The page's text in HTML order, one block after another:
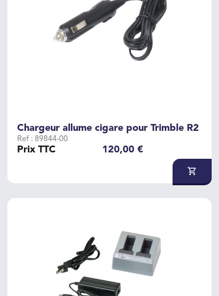
Chargeur allume cigare pour Trimble R2
Ref : 89844-00
Prix TTC 120,00 €